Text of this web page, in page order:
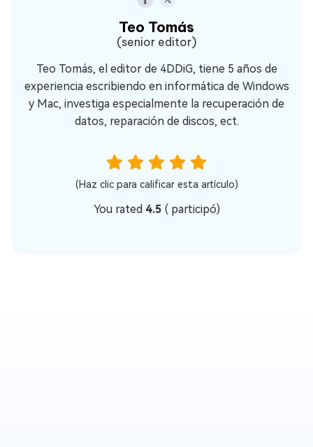
Teo Tomás
(senior editor)
Teo Tomás, el editor de 4DDiG, tiene 5 años de
experiencia escribiendo en informática de Windows
y Mac, investiga especialmente la recuperación de
datos, reparación de discos, ect.
(Haz clic para calificar esta artículo)
You rated 4.5 (participó)